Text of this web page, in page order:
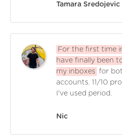
Tamara Sredojevic
For the first time
have finally been
my inboxes for
accounts. 11/10
I've used period.
Nic